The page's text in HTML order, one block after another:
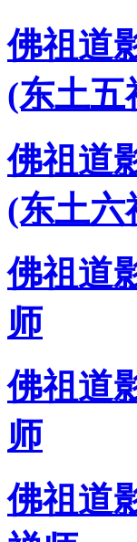
佛祖道
(东土五
佛祖道
(东土六
佛祖道
师
佛祖道
师
佛祖道